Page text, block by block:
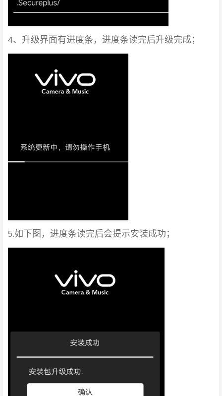
4、升级界面有进度条，进度条读完后升级完成；
5.如下图，进度条读完后会提示安装成功；